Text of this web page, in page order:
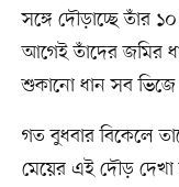
সঙ্গে দৌড়াচ্ছে তাঁর
আগেই তাঁদের জমির
শুকানো ধান সব ভিজে
গত বুধবার বিকেলে
মেয়ের এই দৌড় দেখা